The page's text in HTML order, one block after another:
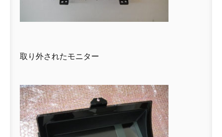
取り外されたモニター